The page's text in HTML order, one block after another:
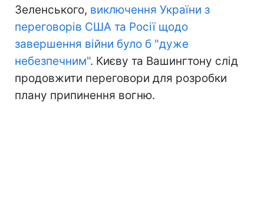
Зеленського, виключення України з
переговорів США та Росії щодо
завершення війни було б "дуже
небезпечним". Києву та Вашингтону слід
продовжити переговори для розробки
плану припинення вогню.